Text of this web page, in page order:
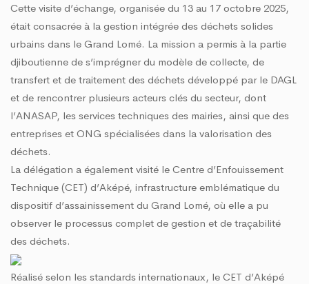
Cette visite d’échange, organisée du 13 au 17 octobre 2025,
était consacrée à la gestion intégrée des déchets solides
urbains dans le Grand Lomé. La mission a permis à la partie
djiboutienne de s’imprégner du modèle de collecte, de
transfert et de traitement des déchets développé par le DAGL
et de rencontrer plusieurs acteurs clés du secteur, dont
l’ANASAP, les services techniques des mairies, ainsi que des
entreprises et ONG spécialisées dans la valorisation des
déchets.
La délégation a également visité le Centre d’Enfouissement
Technique (CET) d’Aképé, infrastructure emblématique du
dispositif d’assainissement du Grand Lomé, où elle a pu
observer le processus complet de gestion et de traçabilité
des déchets.
Réalisé selon les standards internationaux, le CET d’Aképé